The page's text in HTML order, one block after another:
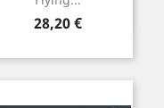
Precio
28,20 €